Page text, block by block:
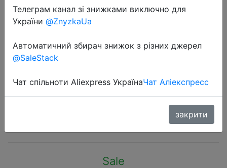
2022-06-28
Пули для Nerf, мягкие, с полым
отверстием, 100 см, запасные
дротики для Nerf 7,2, для
игрушечного пистолета шт.
Sale
Телеграм канал зі знижками виключно для
України @ZnyzkaUa
Автоматичний збирач знижок з різних джерел
@SaleStack
Чат спільноти Aliexpress УкраїнаЧат Аліекспресс
закрити